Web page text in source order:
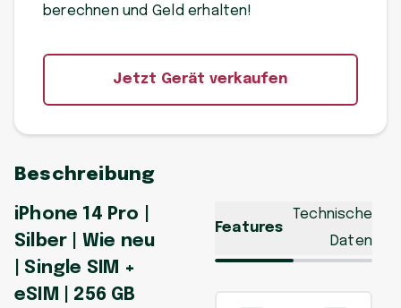
berechnen und Geld erhalten!
Jetzt Gerät verkaufen
Beschreibung
iPhone 14 Pro |
Silber | Wie neu
| Single SIM +
eSIM | 256 GB
Features
Technische
Daten